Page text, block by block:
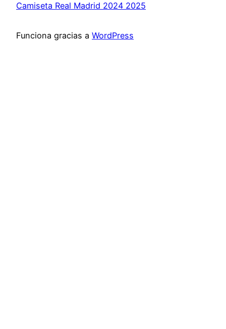
Camiseta Real Madrid 2024 2025
Funciona gracias a WordPress